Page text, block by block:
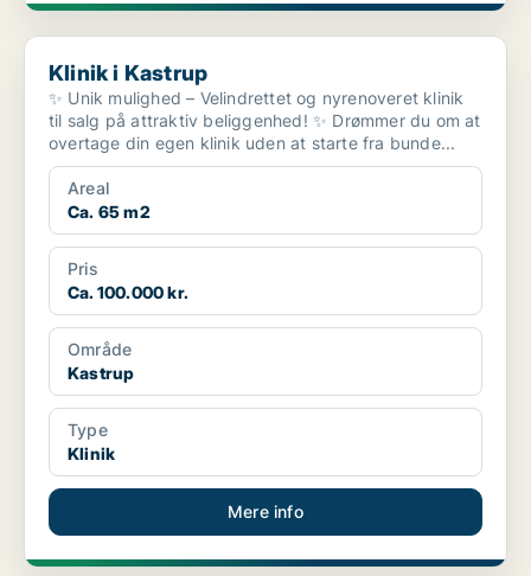
Klinik i Kastrup
Klinik i Kastrup
✨ Unik mulighed – Velindrettet og nyrenoveret klinik
til salg på attraktiv beliggenhed! ✨ Drømmer du om at
overtage din egen klinik uden at starte fra bunde...
Areal
Ca. 65 m2
Pris
Ca. 100.000 kr.
Område
Kastrup
Type
Klinik
Mere info